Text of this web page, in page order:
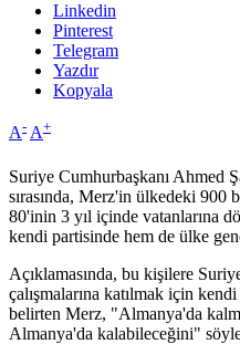
Linkedin
Pinterest
Telegram
Yazdır
Kopyala
A- A+
Suriye Cumhurbaşkanı Ahmed
sırasında, Merz'in ülkedeki
80'inin 3 yıl içinde vatanlarına
kendi partisinde hem de ülke
Açıklamasında, bu kişilere
çalışmalarına katılmak için
belirten Merz, "Almanya'da
Almanya'da kalabileceğini"